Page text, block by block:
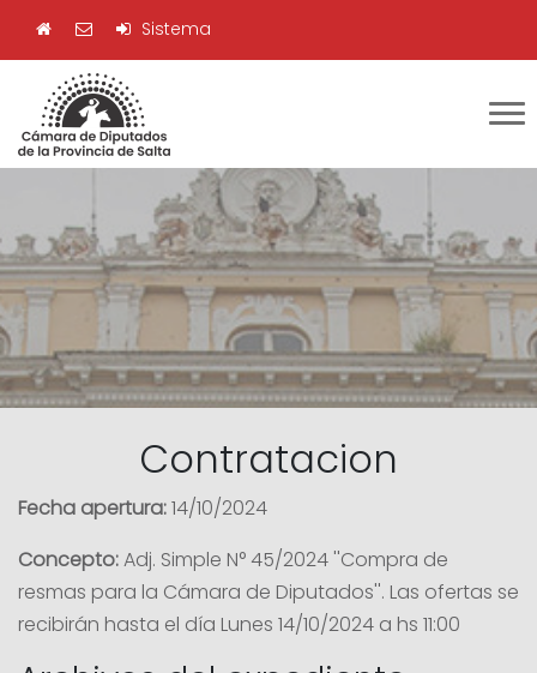
Sistema
Contratacion
Fecha apertura:14/10/2024
Concepto:Adj. Simple N° 45/2024 ''Compra de
resmas para la Cámara de Diputados''. Las ofertas se
recibirán hasta el día Lunes 14/10/2024 a hs 11:00